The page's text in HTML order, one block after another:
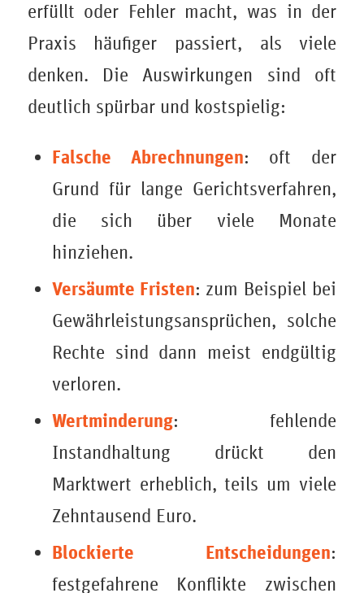
erfüllt oder Fehler macht, was in der
Praxis häufiger passiert, als viele
denken. Die Auswirkungen sind oft
deutlich spürbar und kostspielig:
Falsche Abrechnungen: oft der
Grund für lange Gerichtsverfahren,
die sich über viele Monate
hinziehen.
Versäumte Fristen: zum Beispiel bei
Gewährleistungsansprüchen, solche
Rechte sind dann meist endgültig
verloren.
Wertminderung: fehlende
Instandhaltung drückt den
Marktwert erheblich, teils um viele
Zehntausend Euro.
Blockierte Entscheidungen:
festgefahrene Konflikte zwischen